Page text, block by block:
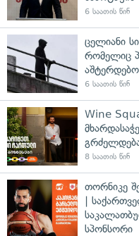
6 საათის წინ
ცელიანი
რომელიც
6 საათის წინ
Wine
8 საათის წინ
თორნიკე
|
სპონსორი